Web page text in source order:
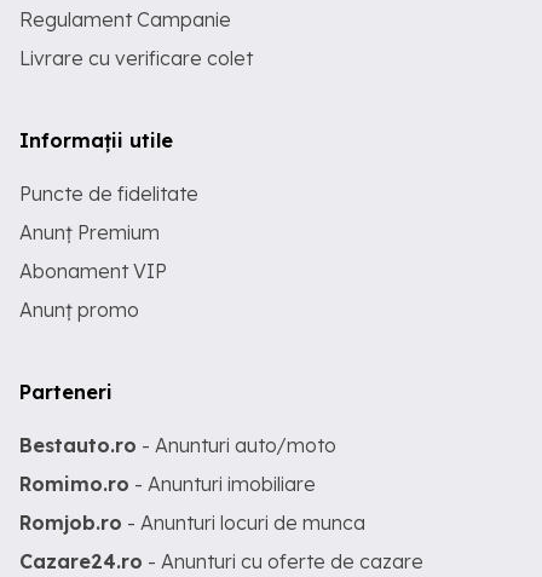
Regulament Campanie
Livrare cu verificare colet
Informații utile
Puncte de fidelitate
Anunț Premium
Abonament VIP
Anunț promo
Parteneri
Bestauto.ro - Anunturi auto/moto
Romimo.ro - Anunturi imobiliare
Romjob.ro - Anunturi locuri de munca
Cazare24.ro - Anunturi cu oferte de cazare